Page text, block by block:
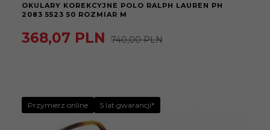
OKULARY KOREKCYJNE POLO RALPH LAUREN PH
2083 5523 50 ROZMIAR M
368,07 PLN 740,00 PLN
Przymierz online 5 lat gwarancji*